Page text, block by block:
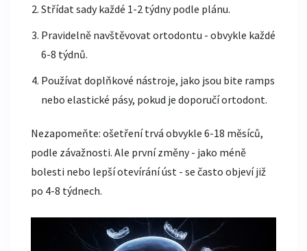
Střídat sady každé 1-2 týdny podle plánu.
Pravidelně navštěvovat ortodontu - obvykle každé
6-8 týdnů.
Používat doplňkové nástroje, jako jsou bite ramps
nebo elastické pásy, pokud je doporučí ortodont.
Nezapomeňte: ošetření trvá obvykle 6-18 měsíců,
podle závažnosti. Ale první změny - jako méně
bolesti nebo lepší otevírání úst - se často objeví již
po 4-8 týdnech.